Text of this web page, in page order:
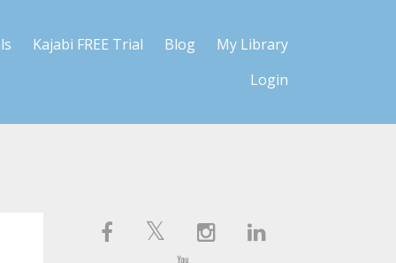
Kajabi FREE Trial Blog
My Library
Login